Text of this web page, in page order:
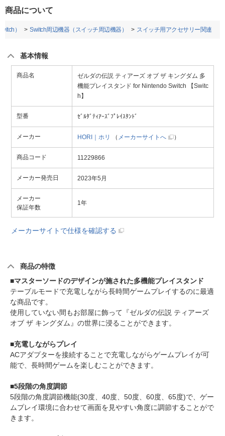
商品について
） Switch周辺機器（スイッチ周辺機器） スイッチ用アクセサリー関連
基本情報
商品名
ゼルダの伝説 ティアーズ オブ ザ キングダム 多
機能プレイスタンド for Nintendo Switch 【Switc
h】
型番 ｾﾞﾙﾀﾞﾃｨｱｰｽﾞﾌﾟﾚｲｽﾀﾝﾄﾞ
メーカー HORI｜ホリ （ メーカーサイトへ ）
商品コード 11229866
メーカー発売日 2023年5月
メーカー
保証年数
1年
メーカーサイトで仕様を確認する
商品の特徴
■マスターソードのデザインが施された多機能プレイスタンド
テーブルモードで充電しながら長時間ゲームプレイするのに最適
な商品です。
使用していない間もお部屋に飾って『ゼルダの伝説 ティアーズ
オブ ザ キングダム』の世界に浸ることができます。
■充電しながらプレイ
ACアダプターを接続することで充電しながらゲームプレイが可
能で、長時間ゲームを楽しむことができます。
■5段階の角度調節
5段階の角度調節機能(30度、40度、50度、60度、65度)で、ゲー
ムプレイ環境に合わせて画面を見やすい角度に調節することがで
きます。